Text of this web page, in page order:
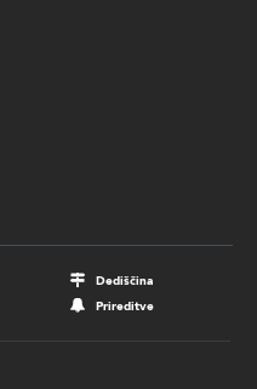
Dediščina
Prireditve